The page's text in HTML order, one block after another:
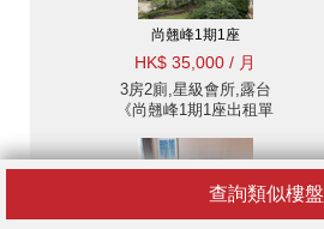
查詢類似樓盤
尚翹峰1期1座
HK$ 35,000 / 月
3房2廁,星級會所,露台
《尚翹峰1期1座出租單